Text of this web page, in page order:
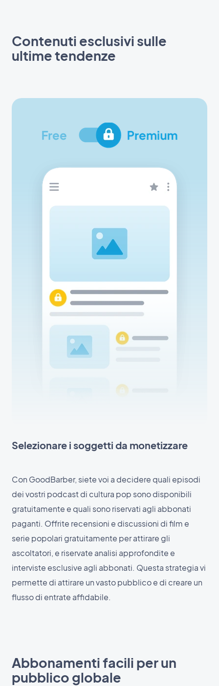
Contenuti esclusivi sulle
ultime tendenze
Selezionare i soggetti da monetizzare
Con GoodBarber, siete voi a decidere quali episodi
dei vostri podcast di cultura pop sono disponibili
gratuitamente e quali sono riservati agli abbonati
paganti. Offrite recensioni e discussioni di film e
serie popolari gratuitamente per attirare gli
ascoltatori, e riservate analisi approfondite e
interviste esclusive agli abbonati. Questa strategia vi
permette di attirare un vasto pubblico e di creare un
flusso di entrate affidabile.
Abbonamenti facili per un
pubblico globale